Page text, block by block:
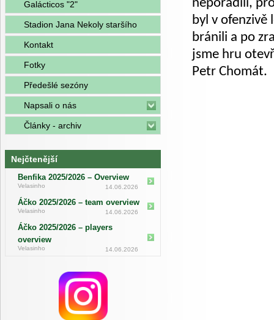
Galácticos "2"
Stadion Jana Nekoly staršího
Kontakt
Fotky
Předešlé sezóny
Napsali o nás
Články - archiv
Nejčtenější
Benfika 2025/2026 – Overview
Velasinho 14.06.2026
Áčko 2025/2026 – team overview
Velasinho 14.06.2026
Áčko 2025/2026 – players
overview
Velasinho 14.06.2026
neporadili,
byl v ofenzivě
bránili a po
jsme hru
Petr Chomát.